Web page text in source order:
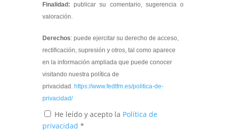
Finalidad: publicar su comentario, sugerencia o
valoración.
Derechos: puede ejercitar su derecho de acceso,
rectificación, supresión y otros, tal como aparece
en la información ampliada que puede conocer
visitando nuestra política de
privacidad. https://www.fedtfm.es/politica-de-
privacidad/
He leído y acepto la Política de
privacidad *